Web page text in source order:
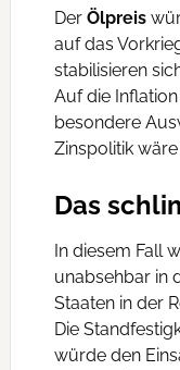
Der Ölpreis
auf das
stabilisieren
Auf die
besondere
Zinspolitik
Das
In diesem Fall
unabsehbar in
Staaten in der
Die
würde den